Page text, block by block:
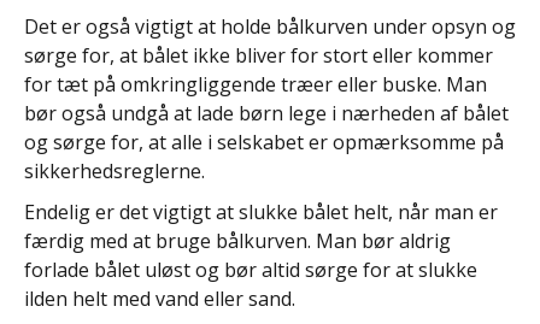
Det er også vigtigt at holde bålkurven under opsyn og
sørge for, at bålet ikke bliver for stort eller kommer
for tæt på omkringliggende træer eller buske. Man
bør også undgå at lade børn lege i nærheden af bålet
og sørge for, at alle i selskabet er opmærksomme på
sikkerhedsreglerne.
Endelig er det vigtigt at slukke bålet helt, når man er
færdig med at bruge bålkurven. Man bør aldrig
forlade bålet uløst og bør altid sørge for at slukke
ilden helt med vand eller sand.